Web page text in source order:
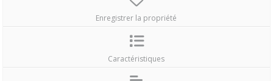
Enregistrer la propriété
Caractéristiques